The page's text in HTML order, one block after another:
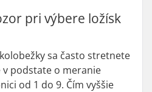
pri výbere ložísk
sa často stretnete
v podstate o meranie
od 1 do 9. Čím vyššie